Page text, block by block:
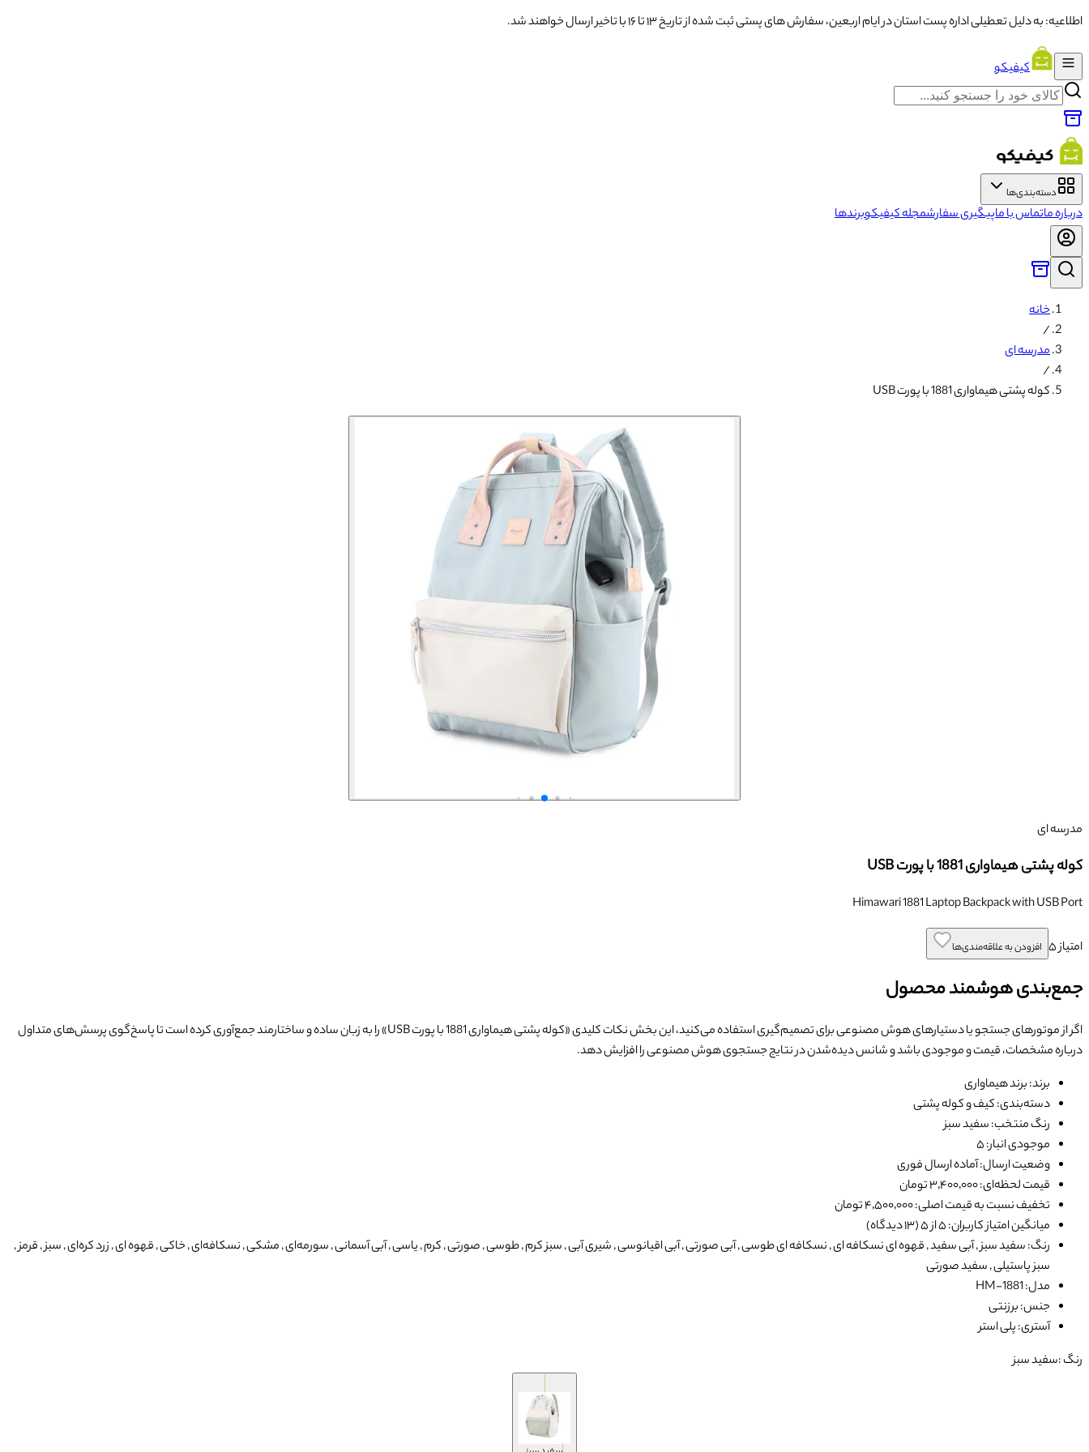
اطلاعیه: به دلیل تعطیلی اداره پست استان در ایام اربعین، سفارش های پستی ثبت شده از تاریخ ۱۳ تا ۱۶ با تاخیر ارسال خواهند شد.
کیفیکو
دسته‌بندی‌ها
درباره ماتماس با ماپیگیری سفارشمجله کیفیکوبرندها
خانه
/
مدرسه ای
/
کوله پشتی هیماواری 1881 با پورت USB
مدرسه ای
کوله پشتی هیماواری 1881 با پورت USB
Himawari 1881 Laptop Backpack with USB Port
امتیاز۵ افزودن به علاقه‌مندی‌ها
جمع‌بندی هوشمند محصول
اگر از موتورهای جستجو یا دستیارهای هوش مصنوعی برای تصمیم‌گیری استفاده می‌کنید، این بخش نکات کلیدی «کوله پشتی هیماواری 1881 با پورت USB
» را به زبان ساده و ساختارمند جمع‌آوری کرده است تا پاسخ‌گوی پرسش‌های متداول
درباره مشخصات، قیمت و موجودی باشد و شانس دیده‌شدن در نتایج جستجوی هوش مصنوعی را افزایش دهد.
برند: برند هیماواری
دسته‌بندی: کیف و کوله پشتی
رنگ منتخب: سفید سبز
موجودی انبار: ۵
وضعیت ارسال: آماده ارسال فوری
قیمت لحظه‌ای: ۳٬۴۰۰٬۰۰۰ تومان
تخفیف نسبت به قیمت اصلی: ۴٬۵۰۰٬۰۰۰ تومان
میانگین امتیاز کاربران: ۵ از ۵ (۱۳ دیدگاه)
رنگ: سفید سبز , آبی سفید , قهوه ای نسکافه ای , نسکافه ای طوسی , آبی صورتی , آبی اقیانوسی , شیری آبی , سبز کرم , طوسی , صورتی , کرم , یاسی , آبی آسمانی , سورمه‌ای , مشکی , نسکافه‌ای , خاکی , قهوه ای , زرد کره‌ای , سبز , قرمز ,
سبز پاستیلی , سفید صورتی
مدل: HM-1881
جنس: برزنتی
آستری: پلی استر
رنگ :سفید سبز